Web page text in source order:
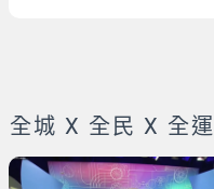
全城 X 全民 X 全運